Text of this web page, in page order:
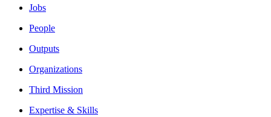
Jobs
People
Outputs
Organizations
Third Mission
Expertise & Skills